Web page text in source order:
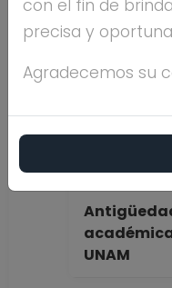
UNAM
con el fin de
precisa y
Agradecemos su